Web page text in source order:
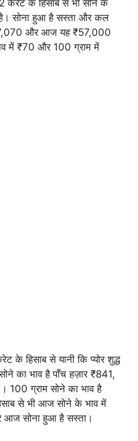
के हिसाब से भी सोने के
है। सोना हुआ है सस्ता और कल
और आज यह ₹57,000
में ₹70 और 100 ग्राम में
के हिसाब से यानी कि प्योर शुद्ध
का भाव है पाँच हज़ार ₹841,
100 ग्राम सोने का भाव है
से भी आज सोने के भाव में
आज सोना हुआ है सस्ता।